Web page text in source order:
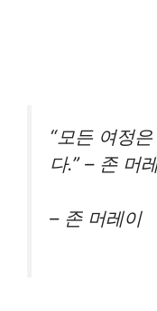
“모든 여정
다.” – 존 머
– 존 머레이